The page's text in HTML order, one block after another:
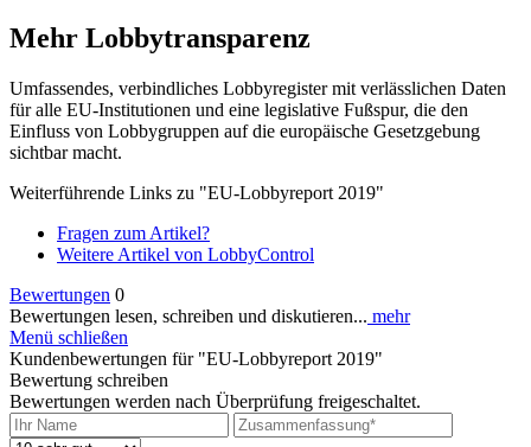
Mehr Lobbytransparenz
Umfassendes, verbindliches Lobbyregister mit verlässlichen Daten
für alle EU-Institutionen und eine legislative Fußspur, die den
Einfluss von Lobbygruppen auf die europäische Gesetzgebung
sichtbar macht.
Weiterführende Links zu "EU-Lobbyreport 2019"
Fragen zum Artikel?
Weitere Artikel von LobbyControl
Bewertungen 0
Bewertungen lesen, schreiben und diskutieren... mehr
Menü schließen
Kundenbewertungen für "EU-Lobbyreport 2019"
Bewertung schreiben
Bewertungen werden nach Überprüfung freigeschaltet.